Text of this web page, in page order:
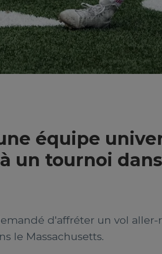
équipe
un tournoi
d'affréter un vol
le Massachusetts.